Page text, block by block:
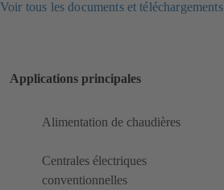
Voir tous les documents et téléchargements
Applications principales
Alimentation de chaudières
Centrales électriques
conventionnelles